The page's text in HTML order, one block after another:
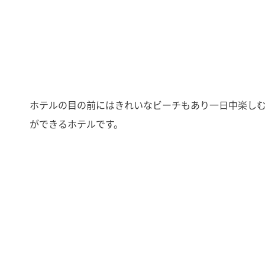
ホテルの目の前にはきれいなビーチもあり一日中楽し
ができるホテルです。